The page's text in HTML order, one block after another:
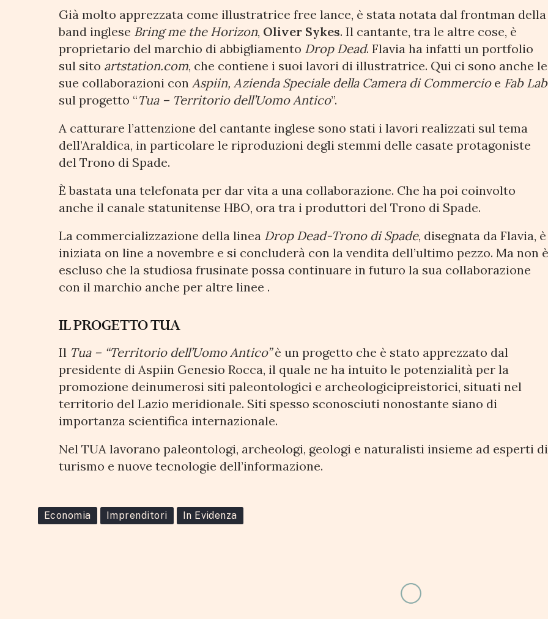
Già molto apprezzata come illustratrice free lance, è stata notata dal frontman della
band inglese Bring me the Horizon, Oliver Sykes. Il cantante, tra le altre cose, è
proprietario del marchio di abbigliamento Drop Dead. Flavia ha infatti un portfolio
sul sito artstation.com, che contiene i suoi lavori di illustratrice. Qui ci sono anche le
sue collaborazioni con Aspiin, Azienda Speciale della Camera di Commercioe Fab Lab
sul progetto “Tua – Territorio dell’Uomo Antico”.
A catturare l’attenzione del cantante inglese sono stati i lavori realizzati sul tema
dell’Araldica, in particolare le riproduzioni degli stemmi delle casate protagoniste
del Trono di Spade.
È bastata una telefonata per dar vita a una collaborazione. Che ha poi coinvolto
anche il canale statunitense HBO, ora tra i produttori del Trono di Spade.
La commercializzazione della linea Drop Dead-Trono di Spade, disegnata da Flavia, è
iniziata on line a novembre e si concluderà con la vendita dell’ultimo pezzo. Ma non
escluso che la studiosa frusinate possa continuare in futuro la sua collaborazione
con il marchio anche per altre linee .
IL PROGETTO TUA
Il Tua – “Territorio dell’Uomo Antico”è un progetto che è stato apprezzato dal
presidente di Aspiin Genesio Rocca, il quale ne ha intuito le potenzialità per la
promozione deinumerosi siti paleontologici e archeologicipreistorici, situati nel
territorio del Lazio meridionale. Siti spesso sconosciuti nonostante siano di
importanza scientifica internazionale.
Nel TUA lavorano paleontologi, archeologi, geologi e naturalisti insieme ad esperti di
turismo e nuove tecnologie dell’informazione.
Economia Imprenditori In Evidenza